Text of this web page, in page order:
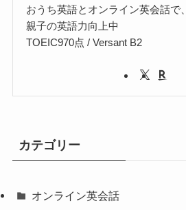
おうち英語とオンライン英会話で、
親子の英語力向上中
TOEIC970点 / Versant B2
カテゴリー
オンライン英会話